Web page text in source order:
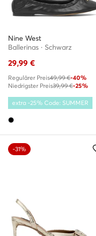
Nine West
Ballerinas · Schwarz
29,99 €
Regulärer Preis49,99 €-40%
Niedrigster Preis39,99 €-25%
extra -25% Code: SUMMER
-31%